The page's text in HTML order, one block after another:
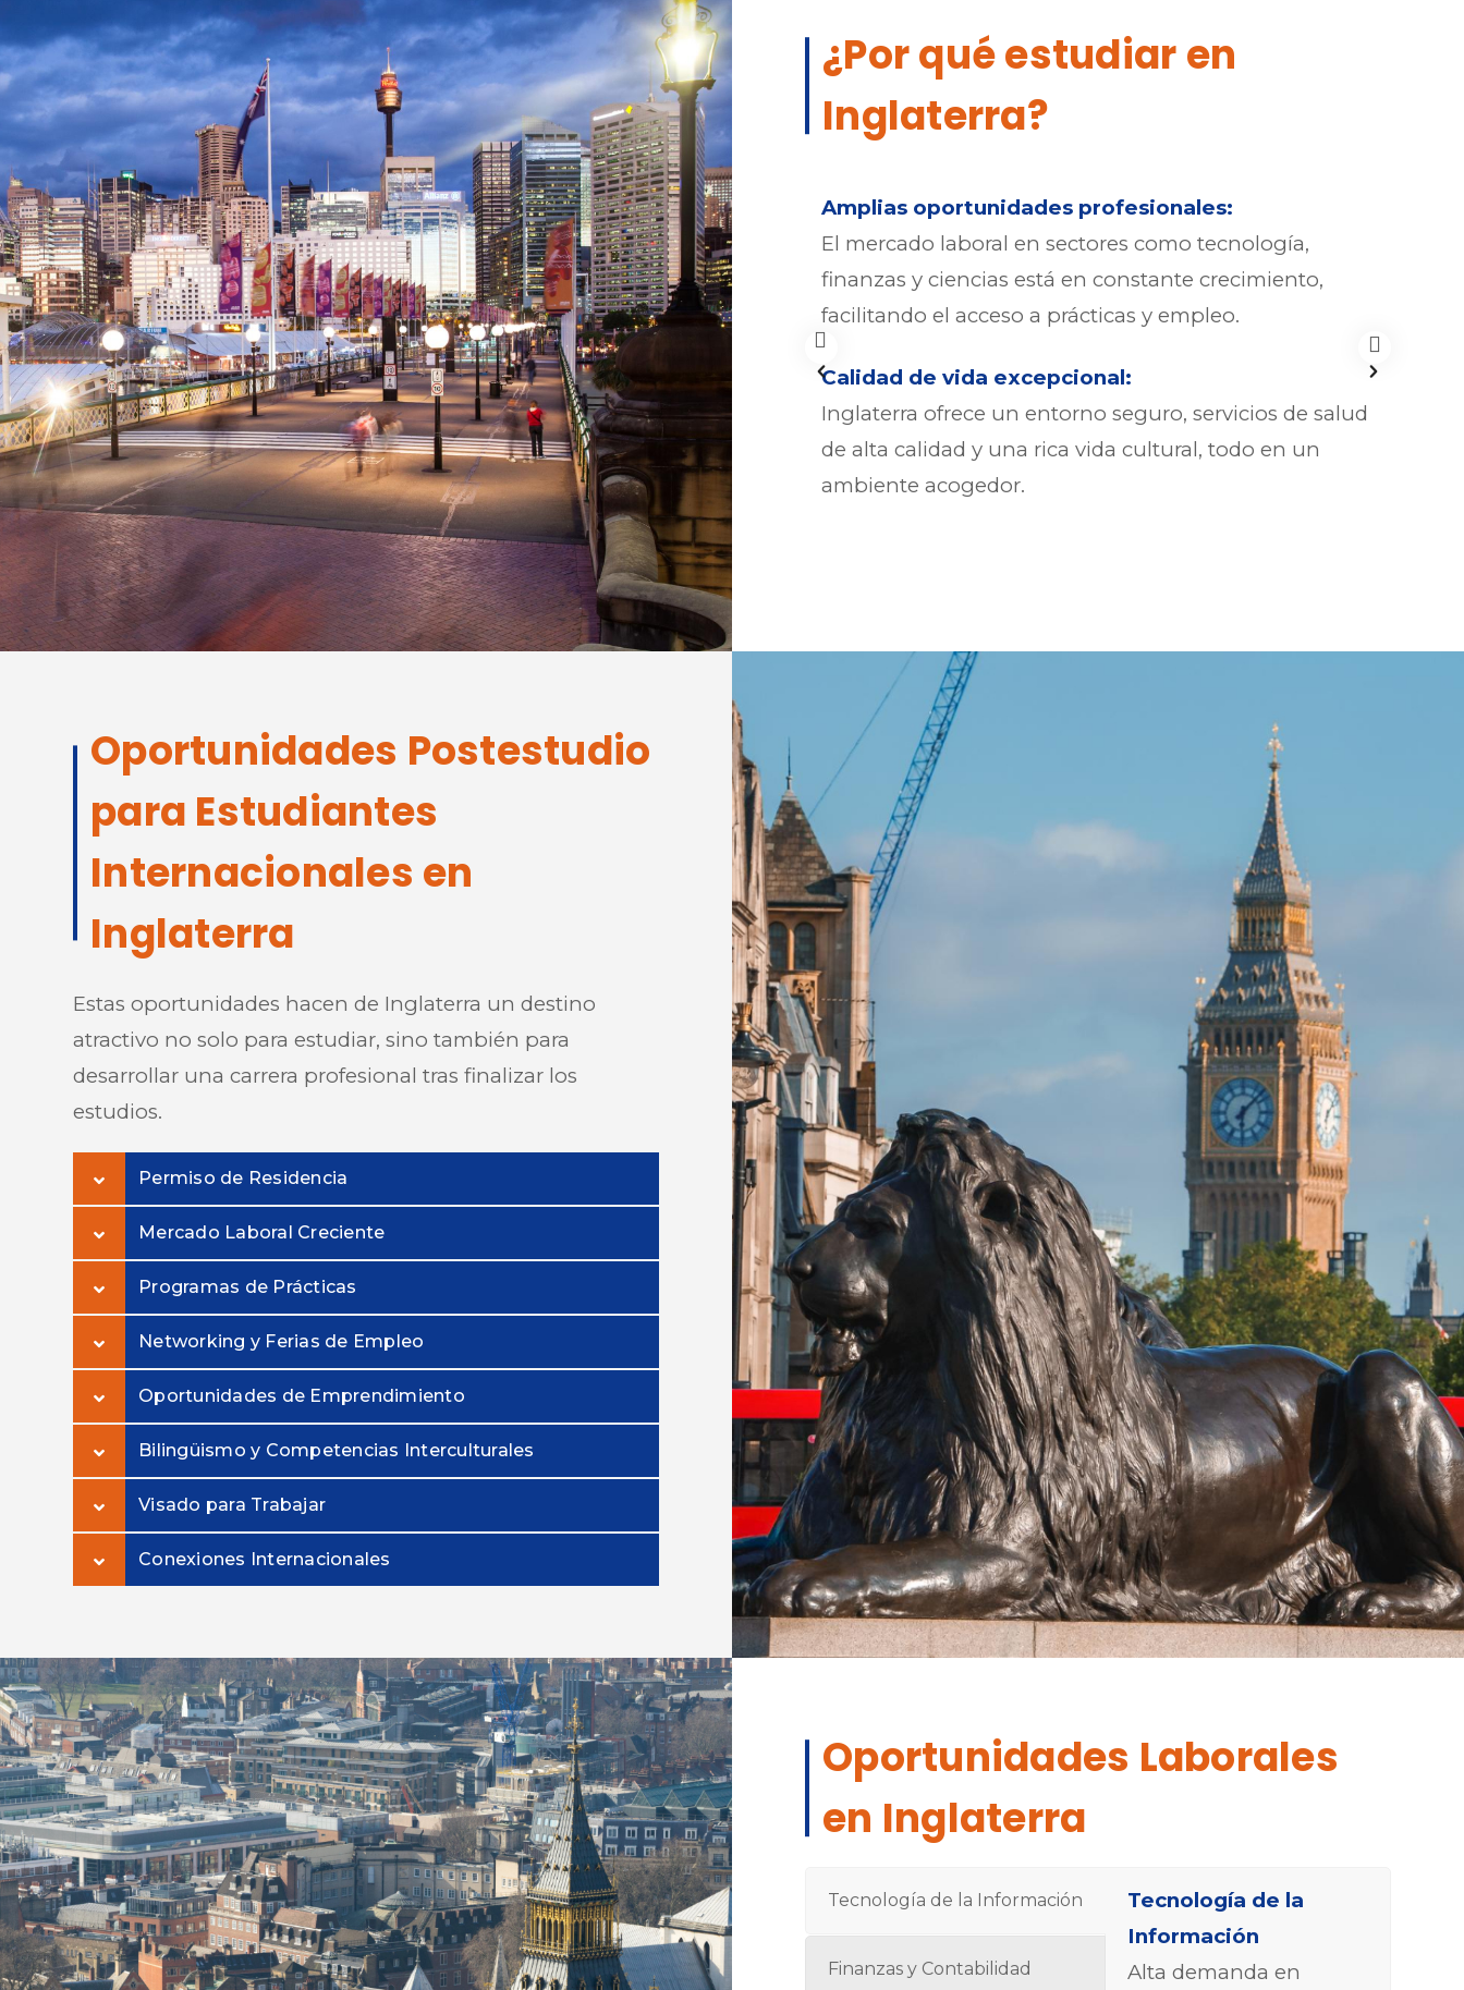
¿Por qué estudiar en
Inglaterra?
actúa
del Norte,
culturas.
pueden
una rica oferta
Educación de alta calidad:
Inglaterra alberga universidades de prestigio mundial,
reconocidas por su enfoque en la investigación, la
innovación y la excelencia académica.
Entorno multicultural:
Con estudiantes de todo el mundo, los universitarios
pueden aprender de diferentes culturas y perspectivas
en un ambiente dinámico y diverso.
Amplias oportunidades profesionales:
El mercado laboral en sectores como tecnología,
finanzas y ciencias está en constante crecimiento,
facilitando el acceso a prácticas y empleo.
Calidad de vida excepcional:
Inglaterra ofrece un entorno seguro, servicios de salud
de alta calidad y una rica vida cultural, todo en un
ambiente acogedor.
Oportunidades Postestudio
para Estudiantes
Internacionales en
Inglaterra
Estas oportunidades hacen de Inglaterra un destino
atractivo no solo para estudiar, sino también para
desarrollar una carrera profesional tras finalizar los
estudios.
Permiso de Residencia
Mercado Laboral Creciente
Programas de Prácticas
Networking y Ferias de Empleo
Oportunidades de Emprendimiento
Bilingüismo y Competencias Interculturales
Visado para Trabajar
Conexiones Internacionales
Oportunidades Laborales
en Inglaterra
Tecnología de la Información
Finanzas y Contabilidad
Tecnología de la
Información
Alta demanda en